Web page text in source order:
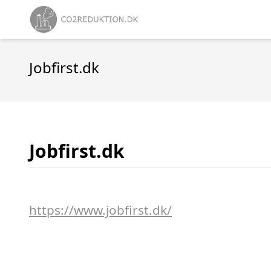
Jobfirst.dk
Jobfirst.dk
https://www.jobfirst.dk/